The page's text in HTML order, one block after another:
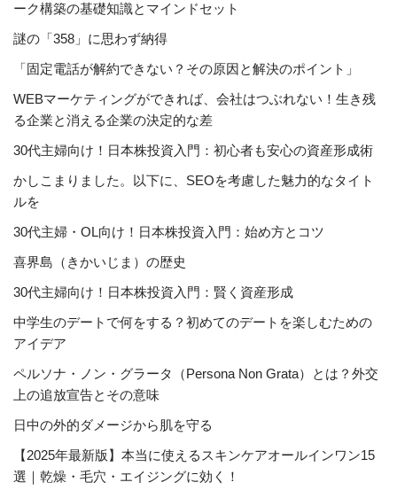
ーク構築の基礎知識とマインドセット
謎の「358」に思わず納得
「固定電話が解約できない？その原因と解決のポイント」
WEBマーケティングができれば、会社はつぶれない！生き残
る企業と消える企業の決定的な差
30代主婦向け！日本株投資入門：初心者も安心の資産形成術
かしこまりました。以下に、SEOを考慮した魅力的なタイト
ルを
30代主婦・OL向け！日本株投資入門：始め方とコツ
喜界島（きかいじま）の歴史
30代主婦向け！日本株投資入門：賢く資産形成
中学生のデートで何をする？初めてのデートを楽しむための
アイデア
ペルソナ・ノン・グラータ（Persona Non Grata）とは？外交
上の追放宣告とその意味
日中の外的ダメージから肌を守る
【2025年最新版】本当に使えるスキンケアオールインワン15
選｜乾燥・毛穴・エイジングに効く！